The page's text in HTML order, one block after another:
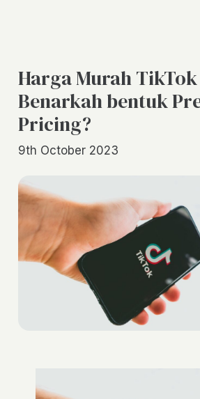
Harga Murah TikTok
Benarkah bentuk
Pricing?
9th October 2023